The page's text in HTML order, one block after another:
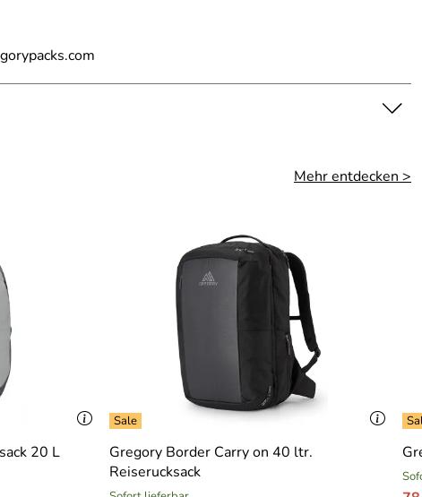
Mehr entdecken >
20 L
Gregory Border Carry on 40 ltr.
Reiserucksack